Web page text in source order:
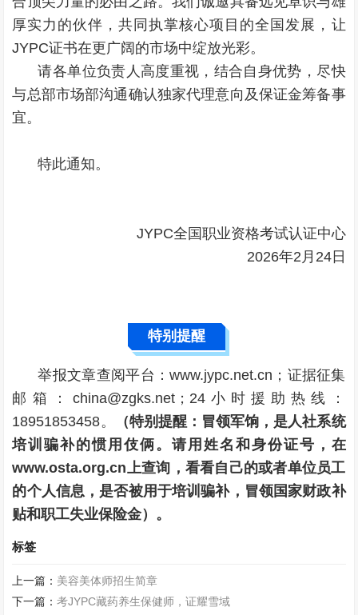
厚实力的伙伴，共同执掌核心项目的全国发展，让
JYPC证书在更广阔的市场中绽放光彩。
请各单位负责人高度重视，结合自身优势，尽快
与总部市场部沟通确认独家代理意向及保证金筹备事
宜。
特此通知。
JYPC全国职业资格考试认证中心
2026年2月24日
特别提醒
举报文章查阅平台：www.jypc.net.cn；证据征集
邮箱：china@zgks.net；24小时援助热线：
18951853458。
（特别提醒：冒领军饷，是人社系统
培训骗补的惯用伎俩。请用姓名和身份证号，在
www.osta.org.cn上查询，看看自己的或者单位员工
的个人信息，是否被用于培训骗补，冒领国家财政补
贴和职工失业保险金）。
标签
上一篇： 美容美体师招生简章
下一篇：考JYPC藏药养生保健师，证耀雪域